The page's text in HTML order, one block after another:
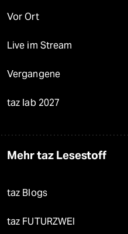
Vor Ort
Live im Stream
Vergangene
taz lab 2027
Mehr taz Lesestoff
taz Blogs
taz FUTURZWEI